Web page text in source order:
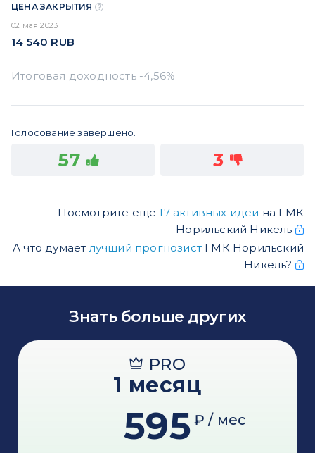
ЦЕНА ЗАКРЫТИЯ
02 мая 2023
14 540 RUB
Голосование завершено.
57 3
Посмотрите еще17 активных идеи на ГМК
Норильский Никель
А что думает лучший прогнозист ГМК Норильский
Никель?
Знать больше других
PRO
1 месяц
595 ₽ / мес